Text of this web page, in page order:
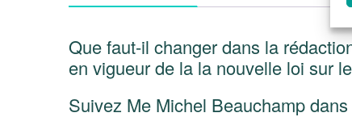
Que faut-il changer dans la
en vigueur de la la nouvelle loi sur
Suivez Me Michel Beauchamp